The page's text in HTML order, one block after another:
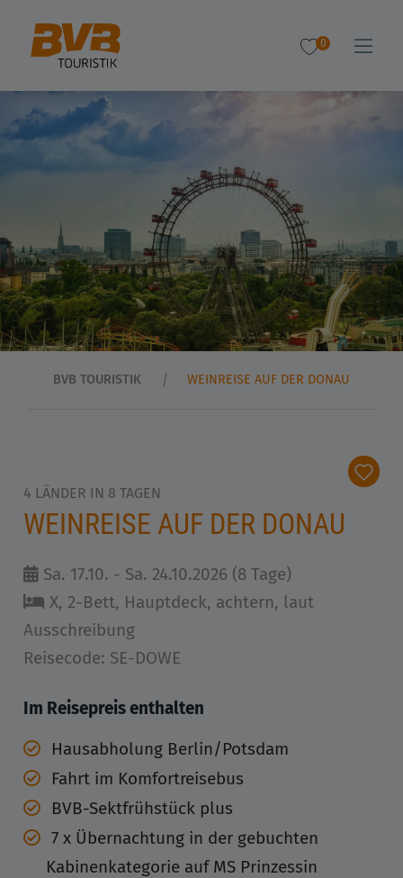
0
BVB TOURISTIK WEINREISE AUF DER DONAU
4 LÄNDER IN 8 TAGEN
WEINREISE AUF DER DONAU
Sa. 17.10. - Sa. 24.10.2026 (8 Tage)
X, 2-Bett, Hauptdeck, achtern, laut
Ausschreibung
Reisecode: SE-DOWE
Im Reisepreis enthalten
Hausabholung Berlin/Potsdam
Fahrt im Komfortreisebus
BVB-Sektfrühstück plus
7 x Übernachtung in der gebuchten
Kabinenkategorie auf MS Prinzessin